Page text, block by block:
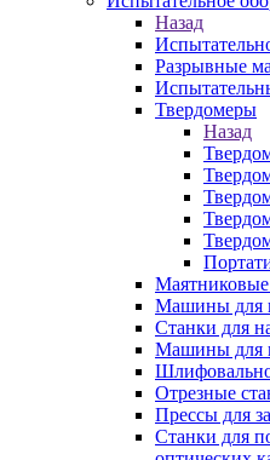
Назад
Разрывные
Твердомеры
Назад
Машины для
Станки для
Машины для
Отрезные
Прессы для
Станки для